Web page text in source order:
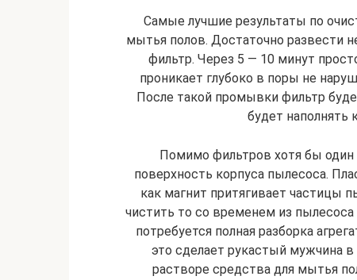
Самые лучшие результаты по
мытья полов. Достаточно развести
фильтр. Через 5 — 10 минут
проникает глубоко в поры не
После такой промывки фильтр
будет наполнять
Помимо фильтров хотя бы
поверхность корпуса пылесоса.
как магнит притягивает частицы
чистить то со временем из пылесоса
потребуется полная разборка
это сделает рукастый мужчина
растворе средства для мытья